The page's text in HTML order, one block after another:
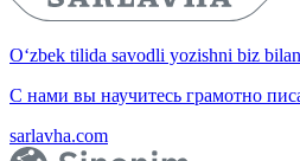
O‘zbek tilida savodli yozishni biz
С нами вы научитесь грамотно
sarlavha.com